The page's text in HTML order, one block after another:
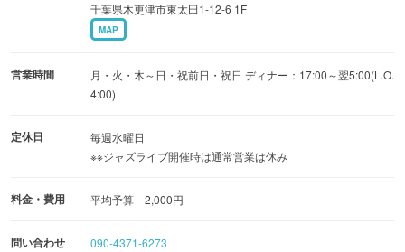
千葉県木更津市東太田1-12-6 1F
MAP
営業時間
月・火・木～日・祝前日・祝日 ディナー：17:00～翌5:00(L.O.
4:00)
定休日
毎週水曜日
※※ジャズライブ開催時は通常営業は休み
料金・費用 平均予算 2,000円
問い合わせ 090-4371-6273